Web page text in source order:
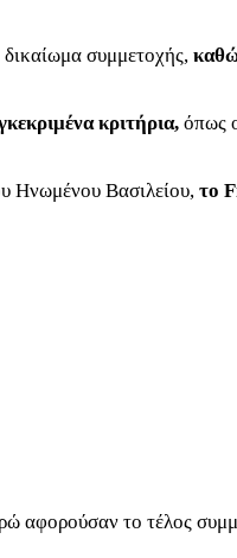
συμμετοχής,
κριτήρια, όπως
Ηνωμένου Βασιλείου, το
αφορούσαν το τέλος